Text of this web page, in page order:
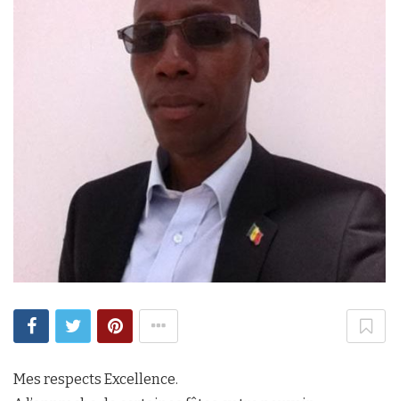
Mes respects Excellence.